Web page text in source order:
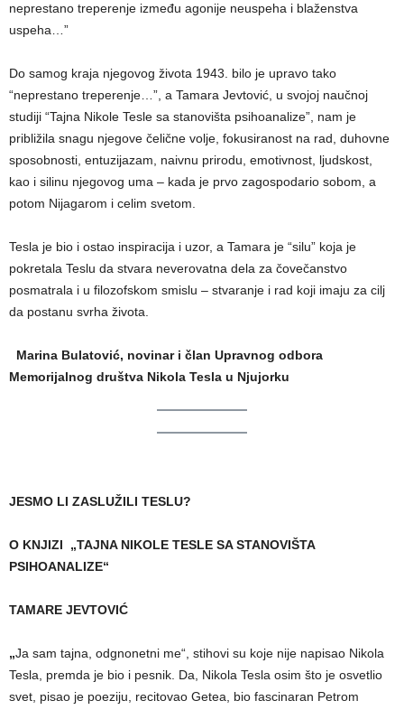
neprestano treperenje između agonije neuspeha i blaženstva
uspeha…”
Do samog kraja njegovog života 1943. bilo je upravo tako
“neprestano treperenje…”, a Tamara Jevtović, u svojoj naučnoj
studiji “Tajna Nikole Tesle sa stanovišta psihoanalize”, nam je
približila snagu njegove čelične volje, fokusiranost na rad, duhovne
sposobnosti, entuzijazam, naivnu prirodu, emotivnost, ljudskost,
kao i silinu njegovog uma – kada je prvo zagospodario sobom, a
potom Nijagarom i celim svetom.
Tesla je bio i ostao inspiracija i uzor, a Tamara je “silu” koja je
pokretala Teslu da stvara neverovatna dela za čovečanstvo
posmatrala i u filozofskom smislu – stvaranje i rad koji imaju za cilj
da postanu svrha života.
Marina Bulatović, novinar i član Upravnog odbora
Memorijalnog društva Nikola Tesla u Njujorku
JESMO LI ZASLUŽILI TESLU?
O KNJIZI „TAJNA NIKOLE TESLE SA STANOVIŠTA
PSIHOANALIZE“
TAMARE JEVTOVIĆ
„Ja sam tajna, odgnonetni me“, stihovi su koje nije napisao Nikola
Tesla, premda je bio i pesnik. Da, Nikola Tesla osim što je osvetlio
svet, pisao je poeziju, recitovao Getea, bio fascinaran Petrom